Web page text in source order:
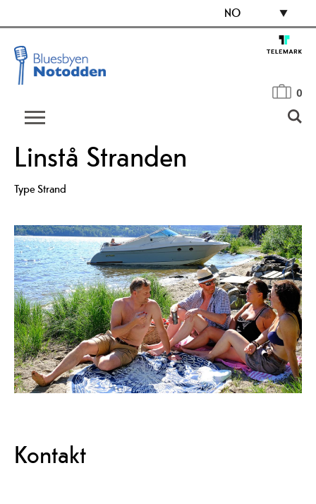
NO
0
Linstå Stranden
TypeStrand
Kontakt